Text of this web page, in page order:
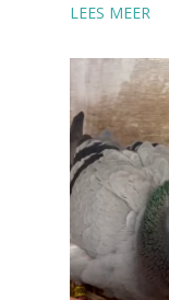
LEES MEER